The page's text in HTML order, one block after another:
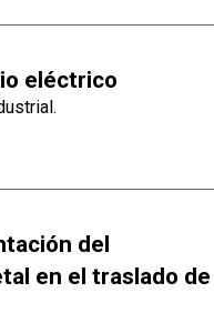
eléctrico
del
en el traslado de